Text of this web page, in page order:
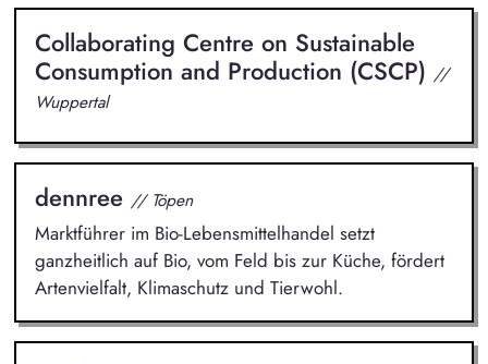
Collaborating Centre on Sustainable
Consumption and Production (CSCP) //
Wuppertal
dennree // Töpen
Marktführer im Bio-Lebensmittelhandel setzt
ganzheitlich auf Bio, vom Feld bis zur Küche, fördert
Artenvielfalt, Klimaschutz und Tierwohl.